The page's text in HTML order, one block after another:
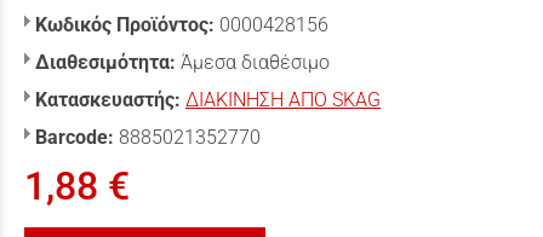
Κωδικός Προϊόντος: 0000428156
Διαθεσιμότητα: Άμεσα διαθέσιμο
Κατασκευαστής: ΔΙΑΚΙΝΗΣΗ ΑΠΟ SKAG
Barcode: 8885021352770
1,88 €